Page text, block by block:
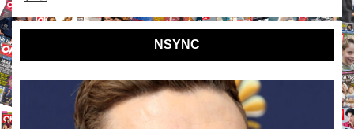
NSYNC